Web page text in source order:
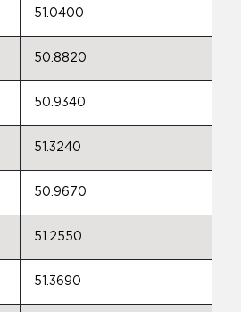
51.0400
50.8820
50.9340
51.3240
50.9670
51.2550
51.3690